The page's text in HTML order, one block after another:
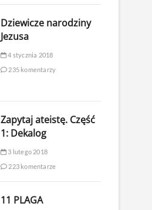
Dziewicze narodziny
Jezusa
4 stycznia 2018
235 komentarzy
Zapytaj ateistę. Część
1: Dekalog
3 lutego 2018
223 komentarze
11 PLAGA